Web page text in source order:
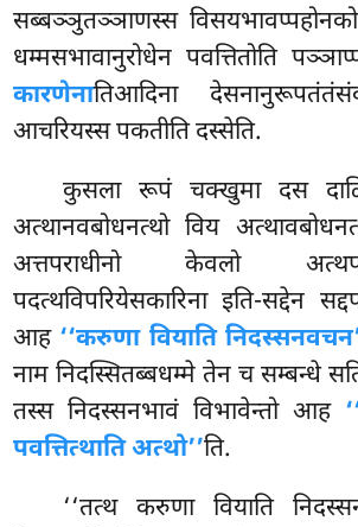
सब्बञ्ञुतञ्ञाणस्स
धम्मसभावानुरोधेन पवत्तितोति
कारणेनातिआदिना
आचरियस्स पकतीति दस्सेति.
कुसला रूपं चक्खुमा दस
अत्थानवबोधनत्थो विय
अत्तपराधीनो केवलो
पदत्थविपरियेसकारिना इति-सद्देन
आह ‘‘करुणा वियाति
नाम निदस्सितब्बधम्मे तेन च सम्बन्धे
तस्स निदस्सनभावं विभावेन्तो आह
पवत्तित्थाति अत्थो’’ति.
‘‘तत्थ करुणा वियाति